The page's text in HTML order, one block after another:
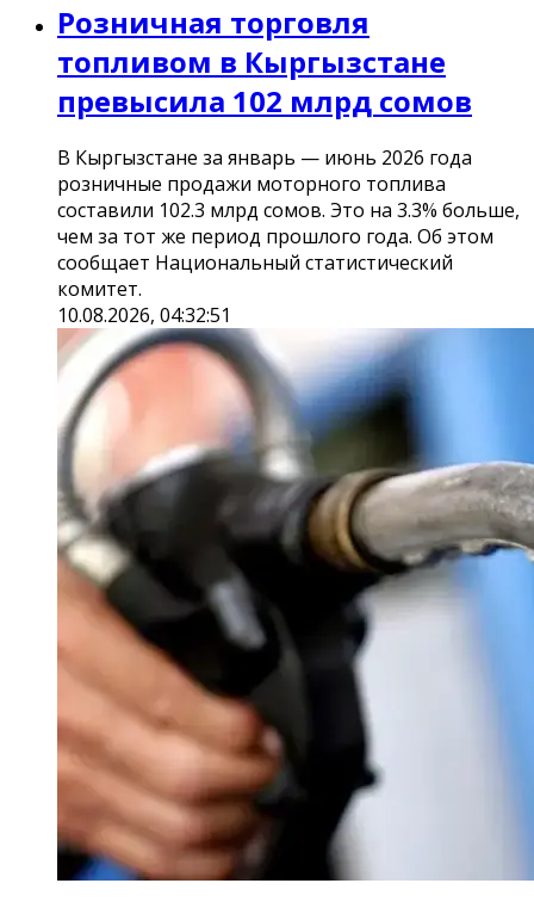
Розничная торговля
топливом в Кыргызстане
превысила 102 млрд сомов
В Кыргызстане за январь — июнь 2026 года
розничные продажи моторного топлива
составили 102.3 млрд сомов. Это на 3.3% больше,
чем за тот же период прошлого года. Об этом
сообщает Национальный статистический
комитет.
10.08.2026, 04:32:51